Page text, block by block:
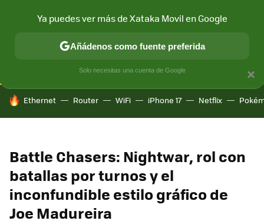
CONECTIVIDAD MÓVIL Y SOCIEDAD APLICACIONES
HOY SE HABLA DE
Ethernet Router WiFi iPhone 17 Netflix
Battle Chasers: Nightwar, rol con
batallas por turnos y el
inconfundible estilo gráfico de
Joe Madureira
×
Ya puedes ver más de Xataka Movil en Google
Añádenos como fuente preferida
Solo necesitas una cuenta de Google